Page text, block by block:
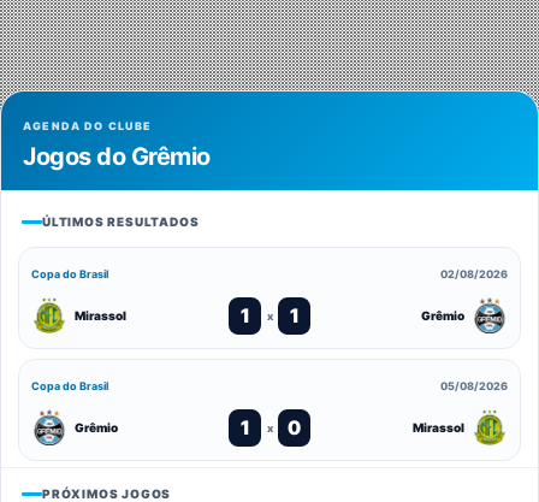
AGENDA DO CLUBE
Jogos do Grêmio
ÚLTIMOS RESULTADOS
Copa do Brasil 02/08/2026
Mirassol 1 x 1 Grêmio
Copa do Brasil 05/08/2026
Grêmio 1 x 0 Mirassol
PRÓXIMOS JOGOS